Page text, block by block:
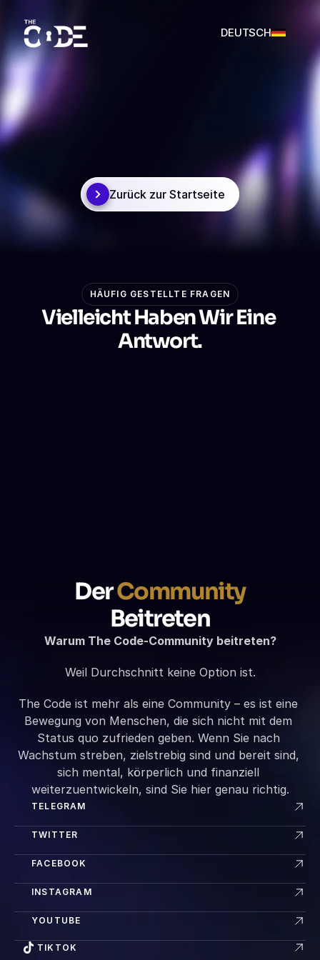
DEUTSCH
Zurück zur Startseite
HÄUFIG GESTELLTE FRAGEN
Vielleicht Haben Wir Eine
Antwort.
Der Community
Beitreten
Warum The Code-Community beitreten?
Weil Durchschnitt keine Option ist.
The Code ist mehr als eine Community – es ist eine
Bewegung von Menschen, die sich nicht mit dem
Status quo zufrieden geben. Wenn Sie nach
Wachstum streben, zielstrebig sind und bereit sind,
sich mental, körperlich und finanziell
weiterzuentwickeln, sind Sie hier genau richtig.
TELEGRAM
TWITTER
FACEBOOK
INSTAGRAM
YOUTUBE
TIKTOK